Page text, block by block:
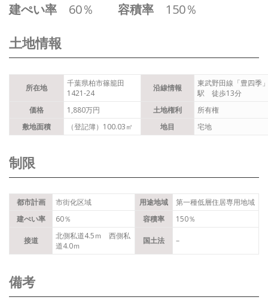
建ぺい率 60％ 容積率 150％
土地情報
所在地
千葉県柏市篠籠田
1421-24
沿線情報
東武野田線「豊四季
駅 徒歩13分
価格
1,880万円 土地権利
所有権
敷地面積
（登記簿）100.03㎡ 地目 宅地
制限
都市計画 市街化区域 用途地域
第一種低層住居専用地域
建ぺい率
60％ 容積率 150％
接道
北側私道4.5ｍ 西側私
道4.0ｍ
国土法 –
備考